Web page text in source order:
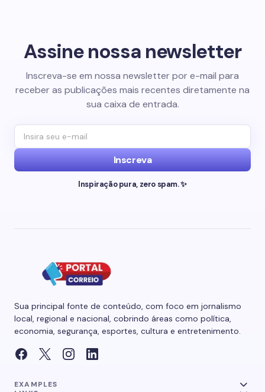
Assine nossa newsletter
Inscreva-se em nossa newsletter por e-mail para
receber as publicações mais recentes diretamente na
sua caixa de entrada.
Inscreva
Inspiração pura, zero spam. ✨
Sua principal fonte de conteúdo, com foco em jornalismo
local, regional e nacional, cobrindo áreas como política,
economia, segurança, esportes, cultura e entretenimento.
EXAMPLES